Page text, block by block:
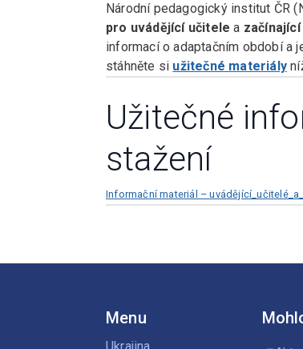
Národní pedagogický institut ČR
pro uvádějící učitele a
informací o adaptačním období a
stáhněte si užitečné materiály
Užitečné
stažení
Informační materiál –
Menu